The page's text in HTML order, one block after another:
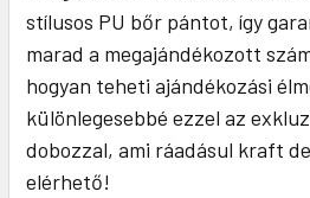
stílusos PU bőr pántot, így
marad a megajándékozott
hogyan teheti ajándékozási
különlegesebbé ezzel az
dobozzal, ami ráadásul kraft
elérhető!